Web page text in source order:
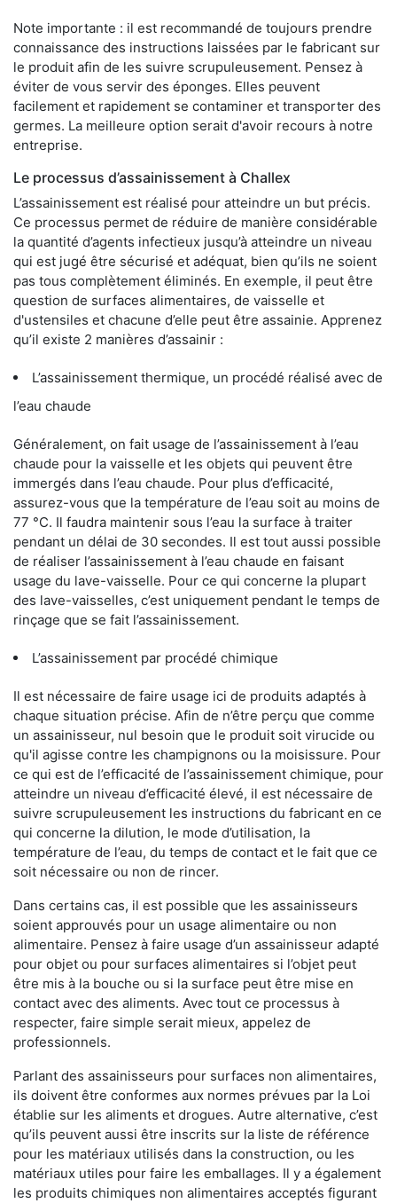
Note importante : il est recommandé de toujours prendre
connaissance des instructions laissées par le fabricant sur
le produit afin de les suivre scrupuleusement. Pensez à
éviter de vous servir des éponges. Elles peuvent
facilement et rapidement se contaminer et transporter des
germes. La meilleure option serait d'avoir recours à notre
entreprise.
Le processus d’assainissement à Challex
L’assainissement est réalisé pour atteindre un but précis.
Ce processus permet de réduire de manière considérable
la quantité d’agents infectieux jusqu’à atteindre un niveau
qui est jugé être sécurisé et adéquat, bien qu’ils ne soient
pas tous complètement éliminés. En exemple, il peut être
question de surfaces alimentaires, de vaisselle et
d'ustensiles et chacune d’elle peut être assainie. Apprenez
qu’il existe 2 manières d’assainir :
L’assainissement thermique, un procédé réalisé avec de
l’eau chaude
Généralement, on fait usage de l’assainissement à l’eau
chaude pour la vaisselle et les objets qui peuvent être
immergés dans l’eau chaude. Pour plus d’efficacité,
assurez-vous que la température de l’eau soit au moins de
77 °C. Il faudra maintenir sous l’eau la surface à traiter
pendant un délai de 30 secondes. Il est tout aussi possible
de réaliser l’assainissement à l’eau chaude en faisant
usage du lave-vaisselle. Pour ce qui concerne la plupart
des lave-vaisselles, c’est uniquement pendant le temps de
rinçage que se fait l’assainissement.
L’assainissement par procédé chimique
Il est nécessaire de faire usage ici de produits adaptés à
chaque situation précise. Afin de n’être perçu que comme
un assainisseur, nul besoin que le produit soit virucide ou
qu'il agisse contre les champignons ou la moisissure. Pour
ce qui est de l’efficacité de l’assainissement chimique, pour
atteindre un niveau d’efficacité élevé, il est nécessaire de
suivre scrupuleusement les instructions du fabricant en ce
qui concerne la dilution, le mode d’utilisation, la
température de l’eau, du temps de contact et le fait que ce
soit nécessaire ou non de rincer.
Dans certains cas, il est possible que les assainisseurs
soient approuvés pour un usage alimentaire ou non
alimentaire. Pensez à faire usage d’un assainisseur adapté
pour objet ou pour surfaces alimentaires si l’objet peut
être mis à la bouche ou si la surface peut être mise en
contact avec des aliments. Avec tout ce processus à
respecter, faire simple serait mieux, appelez de
professionnels.
Parlant des assainisseurs pour surfaces non alimentaires,
ils doivent être conformes aux normes prévues par la Loi
établie sur les aliments et drogues. Autre alternative, c’est
qu’ils peuvent aussi être inscrits sur la liste de référence
pour les matériaux utilisés dans la construction, ou les
matériaux utiles pour faire les emballages. Il y a également
les produits chimiques non alimentaires acceptés figurant